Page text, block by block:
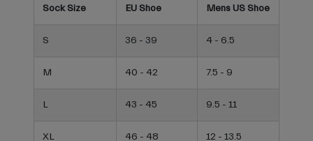
Sock Size EU Shoe Mens US Shoe
S 36 - 39 4 - 6.5
M 40 - 42 7.5 - 9
L 43 - 45 9.5 - 11
XL 46 - 48 12 - 13.5